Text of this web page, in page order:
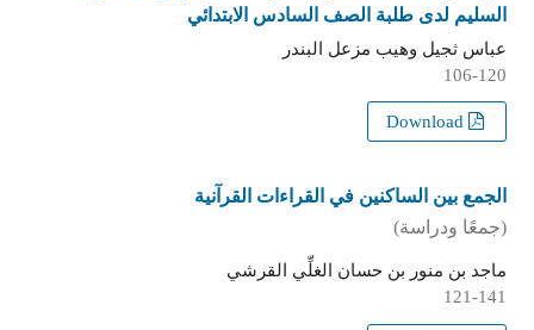
السليم لدى طلبة الصف السادس الابتدائي
عباس ثجيل وهيب مزعل البندر
106-120
الجمع بين الساكنين في القراءات القرآنية
(جمعًا ودراسة)
ماجد بن منور بن حسان الغلِّي القرشي
121-141